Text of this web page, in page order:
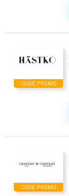
CODE PROMO
CODE PROMO